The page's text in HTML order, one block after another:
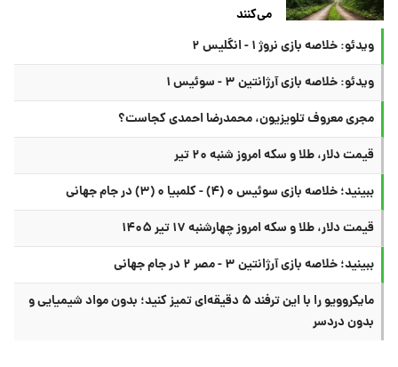
می‌کنند
ویدئو: خلاصه بازی نروژ ۱ - انگلیس ۲
ویدئو: خلاصه بازی آرژانتین ۳ - سوئیس ۱
مجری معروف تلویزیون، محمدرضا احمدی کجاست؟
قیمت دلار، طلا و سکه امروز شنبه ۲۰ تیر
ببینید؛ خلاصه بازی سوئیس ۰ (۴) - کلمبیا ۰ (۳) در جام جهانی
قیمت دلار، طلا و سکه امروز چهارشنبه ۱۷ تیر ۱۴۰۵
ببینید؛ خلاصه بازی آرژانتین ۳ - مصر ۲ در جام جهانی
مایکروویو را با این ترفند ۵ دقیقه‌ای تمیز کنید؛ بدون مواد شیمیایی و
بدون دردسر